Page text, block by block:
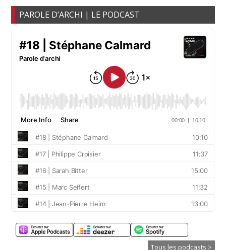
PAROLE D’ARCHI | LE PODCAST
Tous les podcasts >